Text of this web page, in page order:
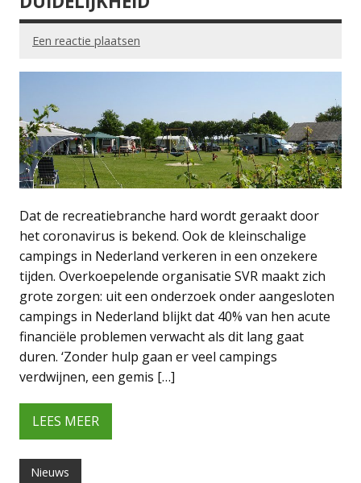
Een reactie plaatsen
Dat de recreatiebranche hard wordt geraakt door
het coronavirus is bekend. Ook de kleinschalige
campings in Nederland verkeren in een onzekere
tijden. Overkoepelende organisatie SVR maakt zich
grote zorgen: uit een onderzoek onder aangesloten
campings in Nederland blijkt dat 40% van hen acute
financiële problemen verwacht als dit lang gaat
duren. ‘Zonder hulp gaan er veel campings
verdwijnen, een gemis […]
LEES MEER
Nieuws